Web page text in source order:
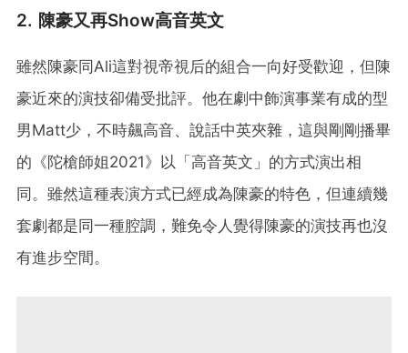
2. 陳豪又再Show高音英文
雖然陳豪同Ali這對視帝視后的組合一向好受歡迎，但陳
豪近來的演技卻備受批評。他在劇中飾演事業有成的型
男Matt少，不時飆高音、說話中英夾雜，這與剛剛播畢
的《陀槍師姐2021》以「高音英文」的方式演出相
同。雖然這種表演方式已經成為陳豪的特色，但連續幾
套劇都是同一種腔調，難免令人覺得陳豪的演技再也沒
有進步空間。